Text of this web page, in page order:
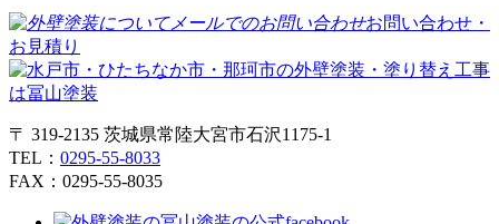
お問い合わせ・
お見積り
〒 319-2135 茨城県常陸大宮市石沢1175-1
TEL： 0295-55-8033
FAX：0295-55-8035